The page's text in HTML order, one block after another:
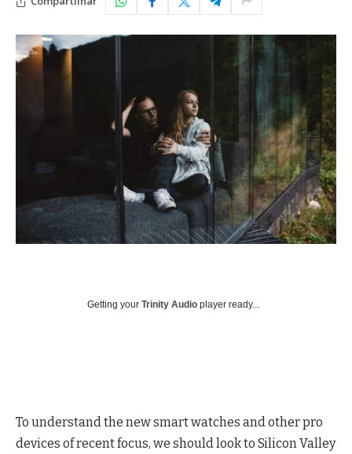
Getting your Trinity Audio player ready...
To understand the new smart watches and other pro
devices of recent focus, we should look to Silicon Valley